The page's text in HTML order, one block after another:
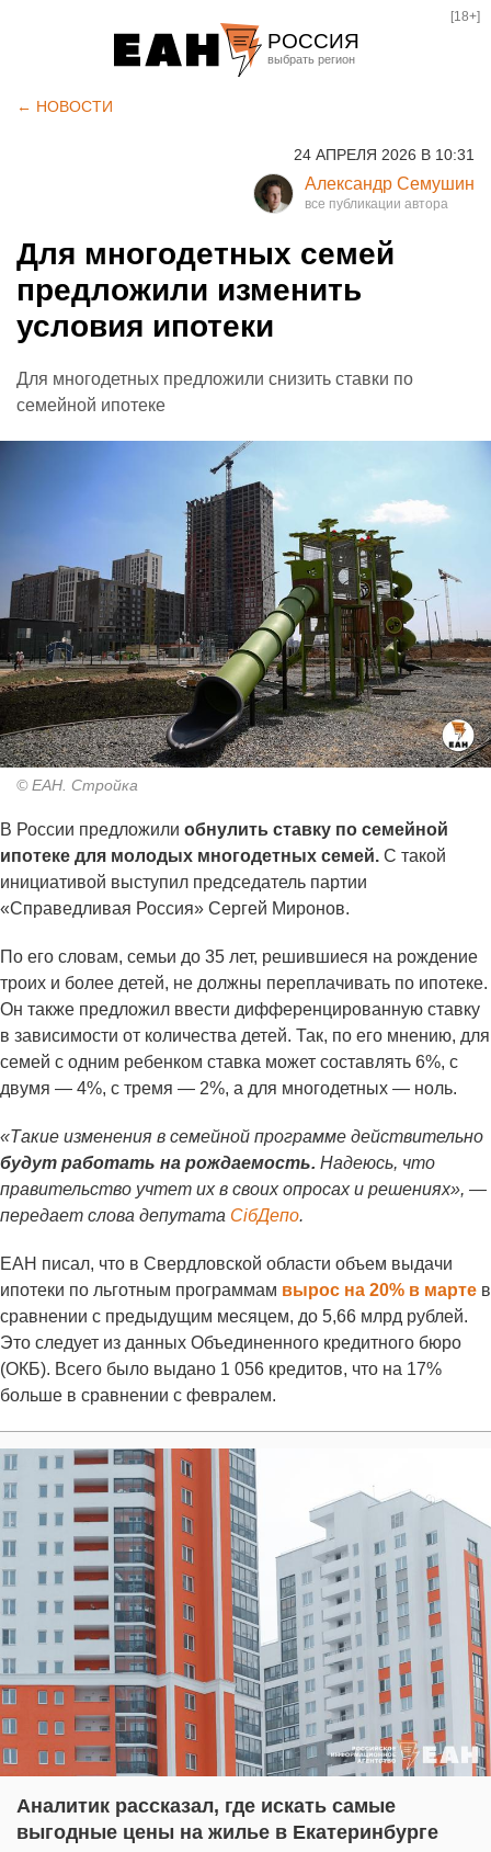
РОССИЯ
Курган
Оренбург
[18+]
← НОВОСТИ
24 АПРЕЛЯ 2026 В 10:31
Александр Семушин
Для многодетных семей
предложили изменить
условия ипотеки
Для многодетных предложили снизить ставки по
семейной ипотеке
© ЕАН. Стройка
В России предложили обнулить ставку по семейной
ипотеке для молодых многодетных семей. С такой
инициативой выступил председатель партии
«Справедливая Россия» Сергей Миронов.
По его словам, семьи до 35 лет, решившиеся на рождение
троих и более детей, не должны переплачивать по ипотеке.
Он также предложил ввести дифференцированную ставку
в зависимости от количества детей. Так, по его мнению, для
семей с одним ребенком ставка может составлять 6%, с
двумя — 4%, с тремя — 2%, а для многодетных — ноль.
«Такие изменения в семейной программе действительно
будут работать на рождаемость. Надеюсь, что
правительство учтет их в своих опросах и решениях», —
передает слова депутата СiбДепо.
ЕАН писал, что в Свердловской области объем выдачи
ипотеки по льготным программам вырос на 20% в марте в
сравнении с предыдущим месяцем, до 5,66 млрд рублей.
Это следует из данных Объединенного кредитного бюро
(ОКБ). Всего было выдано 1 056 кредитов, что на 17%
больше в сравнении с февралем.
Аналитик рассказал, где искать самые
выгодные цены на жилье в Екатеринбурге